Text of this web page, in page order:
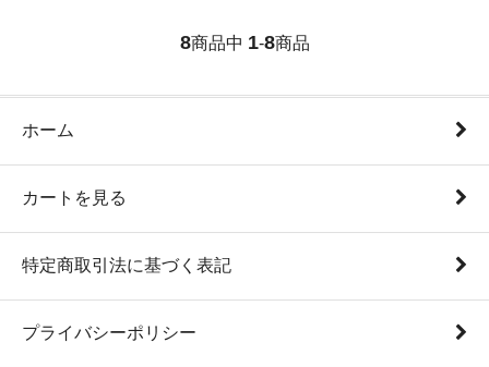
8商品中 1-8商品
ホーム
カートを見る
特定商取引法に基づく表記
プライバシーポリシー